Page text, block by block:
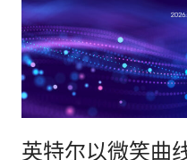
英特尔以微笑曲